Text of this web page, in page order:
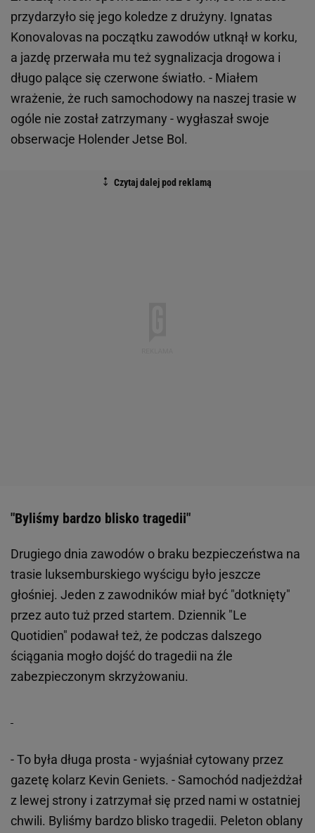
przydarzyło się jego koledze z drużyny. Ignatas
Konovalovas na początku zawodów utknął w korku,
a jazdę przerwała mu też sygnalizacja drogowa i
długo palące się czerwone światło. - Miałem
wrażenie, że ruch samochodowy na naszej trasie w
ogóle nie został zatrzymany - wygłaszał swoje
obserwacje Holender Jetse Bol.
"Byliśmy bardzo blisko tragedii"
Drugiego dnia zawodów o braku bezpieczeństwa na
trasie luksemburskiego wyścigu było jeszcze
głośniej. Jeden z zawodników miał być "dotknięty"
przez auto tuż przed startem. Dziennik "Le
Quotidien" podawał też, że podczas dalszego
ściągania mogło dojść do tragedii na źle
zabezpieczonym skrzyżowaniu.
- To była długa prosta - wyjaśniał cytowany przez
gazetę kolarz Kevin Geniets. - Samochód nadjeżdżał
z lewej strony i zatrzymał się przed nami w ostatniej
chwili. Byliśmy bardzo blisko tragedii. Peleton oblany